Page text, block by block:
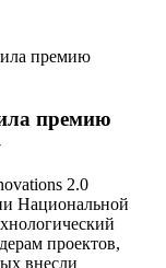
премию
премию
2.0
Национальной
проектов,
внесли